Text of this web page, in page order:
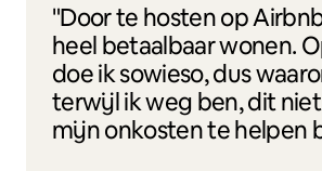
"Door te hosten op
heel betaalbaar wonen.
doe ik sowieso, dus
terwijl ik weg ben, dit
mijn onkosten te helpen